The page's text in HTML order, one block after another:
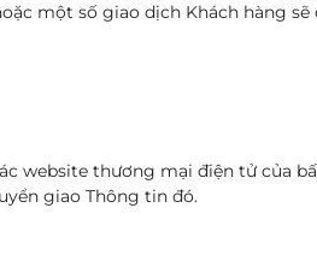
một số giao dịch Khách hàng
website thương mại điện tử của
giao Thông tin đó.